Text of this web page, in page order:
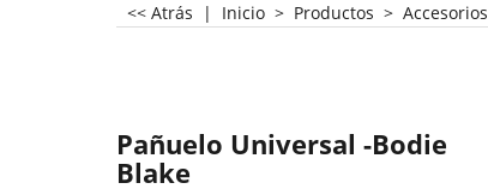
<< Atrás | Inicio > Productos > Accesorios
Pañuelo Universal -Bodie
Blake